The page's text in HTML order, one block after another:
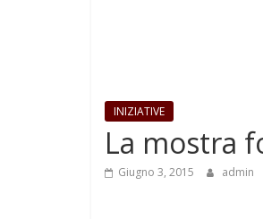
INIZIATIVE
La mostra
Giugno 3, 2015 admin